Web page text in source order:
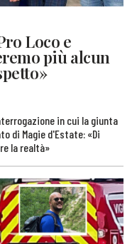
Loco e
più alcun
in cui la giunta
di Magie d'Estate: «Di
la realtà»